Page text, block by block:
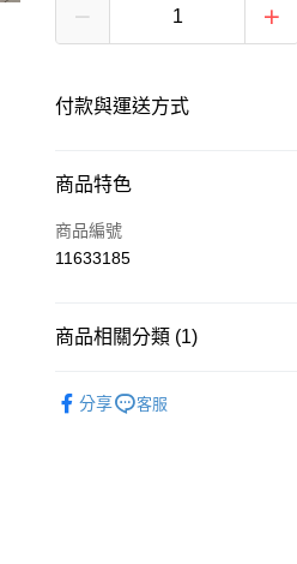
付款與運送方式
付款方式
信用卡一次付款
黑貓
商品特色
商品編號
11633185
商品相關分類 (1)
分享
客服